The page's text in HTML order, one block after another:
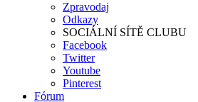
Zpravodaj
Odkazy
SOCIÁLNÍ SÍTĚ CLUBU
Facebook
Twitter
Youtube
Pinterest
Fórum